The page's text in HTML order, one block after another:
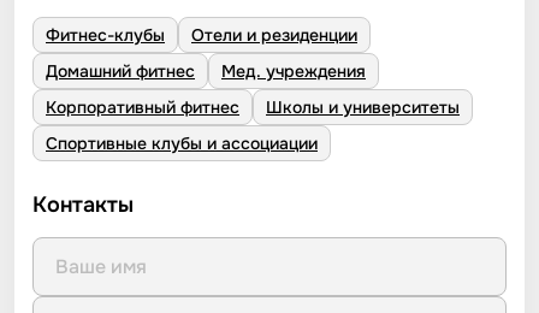
Фитнес-клубы
Отели и резиденции
Домашний фитнес
Мед. учреждения
Корпоративный фитнес
Школы и университеты
Спортивные клубы и ассоциации
Контакты